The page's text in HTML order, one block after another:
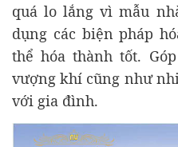
quá lo lắng vì mẫu
dụng các biện pháp
thể hóa thành tốt.
vượng khí cũng như
với gia đình.